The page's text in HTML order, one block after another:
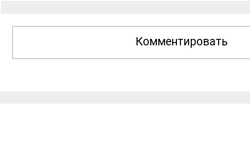
Комментировать